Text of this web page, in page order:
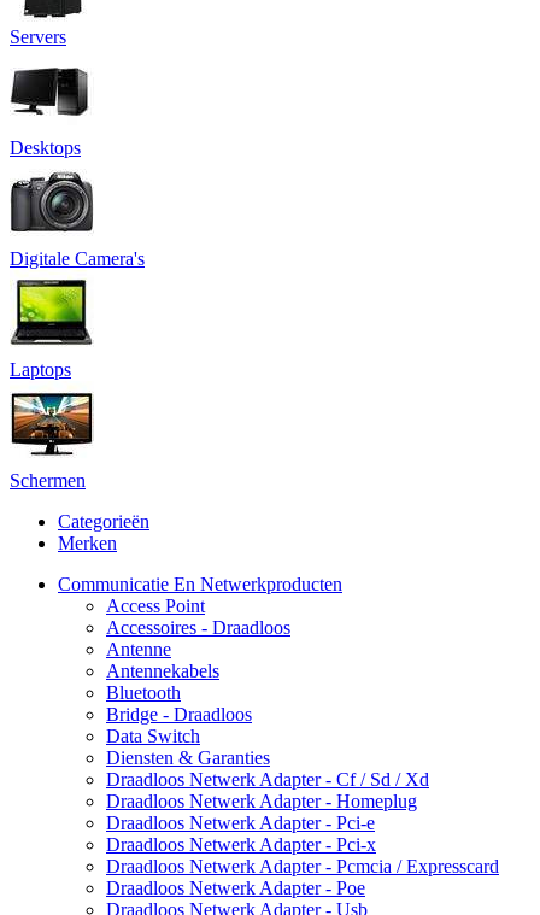
Servers
Desktops
Digitale Camera's
Laptops
Schermen
Categorieën
Merken
Communicatie En Netwerkproducten
Access Point
Accessoires - Draadloos
Antenne
Antennekabels
Bluetooth
Bridge - Draadloos
Data Switch
Diensten & Garanties
Draadloos Netwerk Adapter - Cf / Sd / Xd
Draadloos Netwerk Adapter - Homeplug
Draadloos Netwerk Adapter - Pci-e
Draadloos Netwerk Adapter - Pci-x
Draadloos Netwerk Adapter - Pcmcia / Expresscard
Draadloos Netwerk Adapter - Poe
Draadloos Netwerk Adapter - Usb